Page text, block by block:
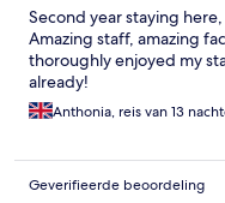
Second year staying
Amazing staff, amazing
thoroughly enjoyed my
already!
Anthonia, reis van 13
Geverifieerde beoordeling